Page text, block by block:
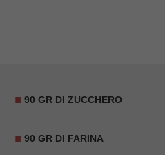
90 GR DI ZUCCHERO
90 GR DI FARINA